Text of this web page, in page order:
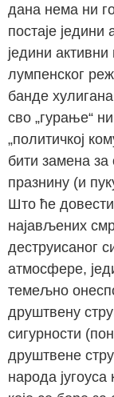
дана нема ни
постаје једини
једини активни
лумпенског
банде
сво „гурање“
„политичкој
бити замена за
празнину (и
Што ће
најављених
деструисаног
атмосфере,
темељно
друштвену
сигурности
друштвене
народа